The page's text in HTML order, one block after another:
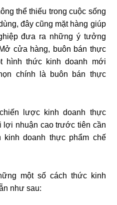
thể thiếu trong cuộc sống
đây cũng mặt hàng giúp
đưa ra những ý tưởng
cửa hàng, buôn bán thực
hình thức kinh doanh mới
chính là buôn bán thực
lược kinh doanh thực
lợi nhuận cao trước tiên cần
doanh thực phẩm chế
một số cách thức kinh
như sau: